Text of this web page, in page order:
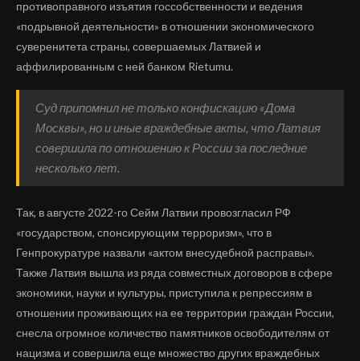
противоправного изъятия госсобственности и ведения
«подрывной деятельности» в отношении экономического
суверенитета страны, совершаемых Латвией и
аффилированным с ней банком Rietumu.
Суд припомнил не только конфискацию «Дома
Москвы», но и иные враждебные акты, что Латвия
совершила по отношению к России за последние
несколько лет.
Так, в августе 2022-го Сейм Латвии провозгласил РФ
«государством, спонсирующим терроризм», что в
Генпрокуратуре назвали «актом внесудебной расправы».
Также Латвия вышла из ряда совместных договоров в сфере
экономики, науки и культуры, приступила к репрессиям в
отношении проживающих на ее территории граждан России,
снесла огромное количество памятников освободителям от
нацизма и совершила еще множество других враждебных